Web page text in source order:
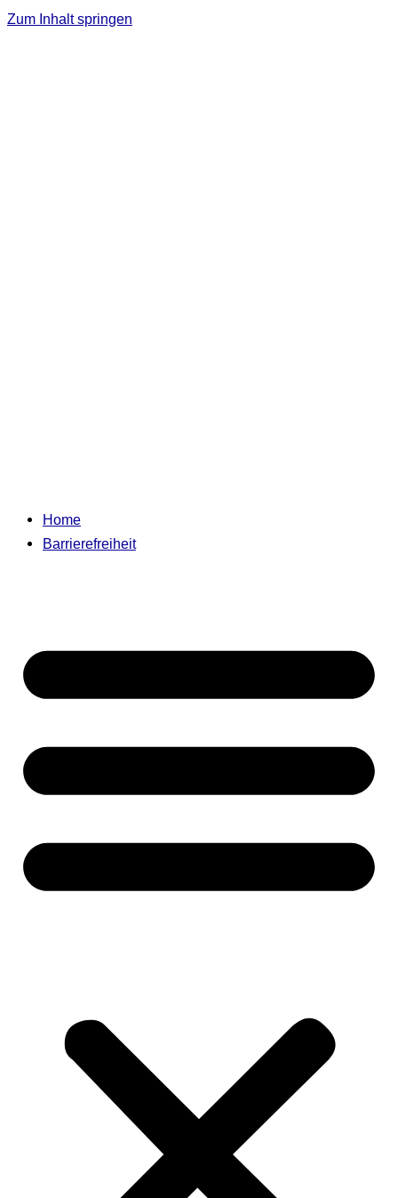
Zum Inhalt springen
Home
Barrierefreiheit